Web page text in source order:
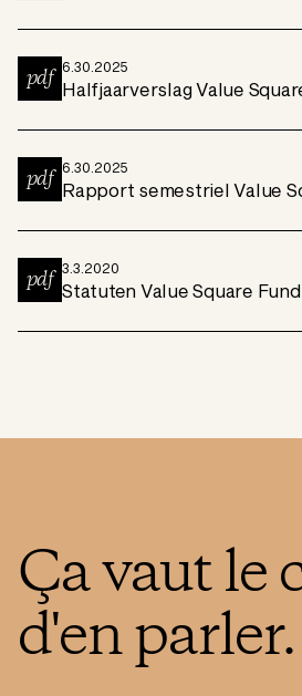
pdf 6.30.2025
Halfjaarverslag Value
pdf 6.30.2025
Rapport semestriel Value
pdf 3.3.2020
Statuten Value Square Fund
Ça vaut le
d'en parler.